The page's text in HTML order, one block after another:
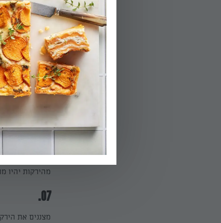
את הדפנות
הריבוע הפנימי
05.
אופים כ-30-40 דקות, עד שהבצק מזהיב לחלוטין. מצננים את הבצק לטמפ' החדר.
הפעלת טיימר
06.
להכנת
מהירקות יהיו
07.
מצננים את